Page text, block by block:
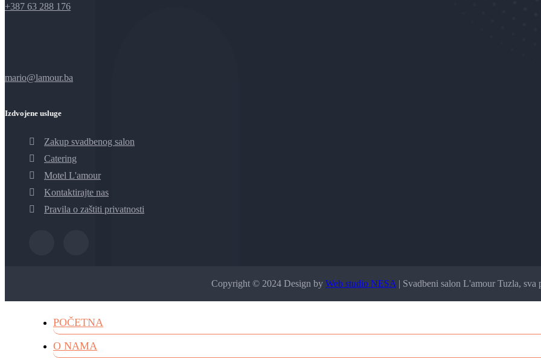
+387 63 288 176
mario@lamour.ba
Izdvojene usluge
Zakup svadbenog salon
Catering
Motel L'amour
Kontaktirajte nas
Pravila o zaštiti privatnosti
Copyright © 2024 Design by Web studio NESA | Svadbeni salon L'amour Tuzla, sva
POČETNA
O NAMA